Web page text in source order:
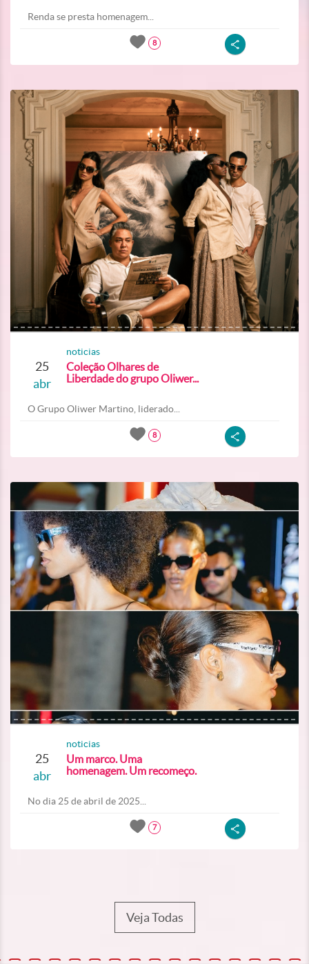
Renda se presta homenagem...
8
25
abr
noticias
Coleção Olhares de
Liberdade do grupo Oliwer...
O Grupo Oliwer Martino, liderado...
8
25
abr
noticias
Um marco. Uma
homenagem. Um recomeço.
No dia 25 de abril de 2025...
7
Veja Todas